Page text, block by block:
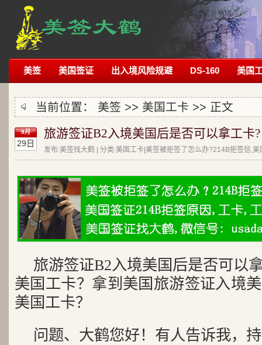
美签 美国签证 出入境风险规避 DS-160 美国
当前位置： 美签 >> 美国工卡 >> 正文
9月
29日
旅游签证B2入境美国后是否可以拿工卡?
发布:美签找大鹤 | 分类:美国工卡|美签被拒签了怎么办?214B拒签信,
旅游签证B2入境美国后是否可以
美国工卡？拿到美国旅游签证入境
美国工卡？
问题、大鹤您好！有人告诉我，